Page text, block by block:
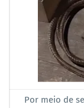
Por meio de